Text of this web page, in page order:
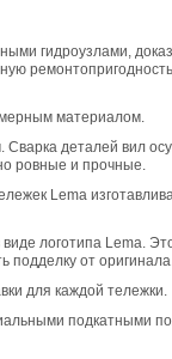
гидроузлами,
материалом.
деталей вил
ровные и прочные.
Lema
логотипа Lema.
подделку от
для каждой тележки.
подкатными